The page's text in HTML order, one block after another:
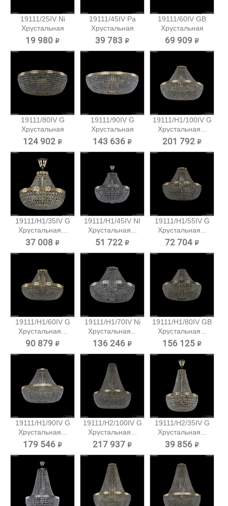
19111/25IV Ni
Хрустальная
потолочная...
19 980 ₽
19111/45IV Pa
Хрустальная
потолочная...
39 783 ₽
19111/60IV GB
Хрустальная
потолочная...
69 909 ₽
19111/80IV G
Хрустальная
потолочная...
124 902 ₽
19111/90IV G
Хрустальная
потолочная...
143 636 ₽
19111/H1/100IV G
Хрустальная...
201 792 ₽
19111/H1/35IV G
Хрустальная...
37 008 ₽
19111/H1/45IV NI
Хрустальная...
51 722 ₽
19111/H1/55IV G
Хрустальная...
72 704 ₽
19111/H1/60IV G
Хрустальная...
90 879 ₽
19111/H1/70IV Ni
Хрустальная...
136 246 ₽
19111/H1/80IV GB
Хрустальная...
156 125 ₽
19111/H1/90IV G
Хрустальная...
179 546 ₽
19111/H2/100IV G
Хрустальная...
217 937 ₽
19111/H2/35IV G
Хрустальная...
39 856 ₽